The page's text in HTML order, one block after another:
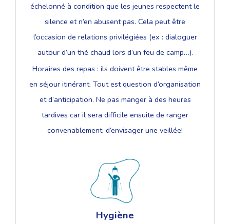
échelonné à condition que les jeunes respectent le
silence et n’en abusent pas. Cela peut être
l’occasion de relations privilégiées (ex : dialoguer
autour d’un thé chaud lors d’un feu de camp…).
Horaires des repas : ils doivent être stables même
en séjour itinérant. Tout est question d’organisation
et d’anticipation. Ne pas manger à des heures
tardives car il sera difficile ensuite de ranger
convenablement, d’envisager une veillée!
Hygiène